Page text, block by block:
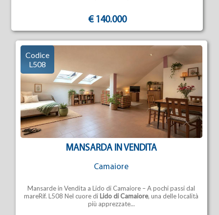
€ 140.000
MANSARDA IN VENDITA
Camaiore
Codice
L508
Mansarde in Vendita a Lido di Camaiore – A pochi passi dal
mareRif. L508 Nel cuore di Lido di Camaiore, una delle località
più apprezzate...